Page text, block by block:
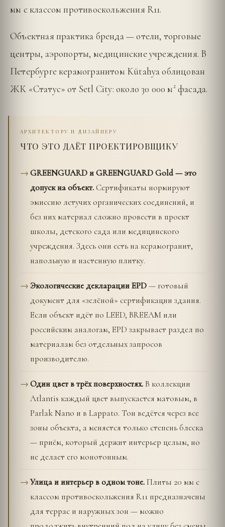
мм с классом противоскольжения R11.
Объектная практика бренда — отели, торговые
центры, аэропорты, медицинские учреждения. В
Петербурге керамогранитом Kütahya облицован
ЖК «Статус» от Setl City: около 30 000 м² фасада.
АРХИТЕКТОРУ И ДИЗАЙНЕРУ
ЧТО ЭТО ДАЁТ ПРОЕКТИРОВЩИКУ
GREENGUARD и GREENGUARD Gold — это
допуск на объект.Сертификаты нормируют
эмиссию летучих органических соединений, и
без них материал сложно провести в проект
школы, детского сада или медицинского
учреждения. Здесь они есть на керамогранит,
напольную и настенную плитку.
Экологические декларации EPD— готовый
документ для «зелёной» сертификации здания.
Если объект идёт по LEED, BREEAM или
российским аналогам, EPD закрывает раздел по
материалам без отдельных запросов
производителю.
Один цвет в трёх поверхностях.В коллекции
Atlantis каждый цвет выпускается матовым, в
Parlak Nano и в Lappato. Тон ведётся через все
зоны объекта, а меняется только степень блеска
— приём, который держит интерьер целым, но
не делает его монотонным.
Улица и интерьер в одном тоне.Плиты 20 мм с
классом противоскольжения R11 предназначены
для террас и наружных зон — можно